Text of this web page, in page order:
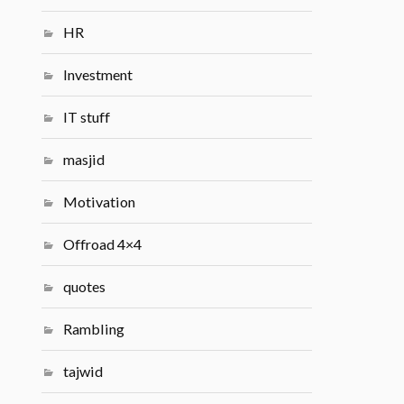
HR
Investment
IT stuff
masjid
Motivation
Offroad 4×4
quotes
Rambling
tajwid